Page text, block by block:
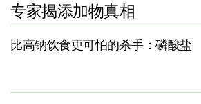
专家揭添加物真相
比高钠饮食更可怕的杀手：磷酸盐